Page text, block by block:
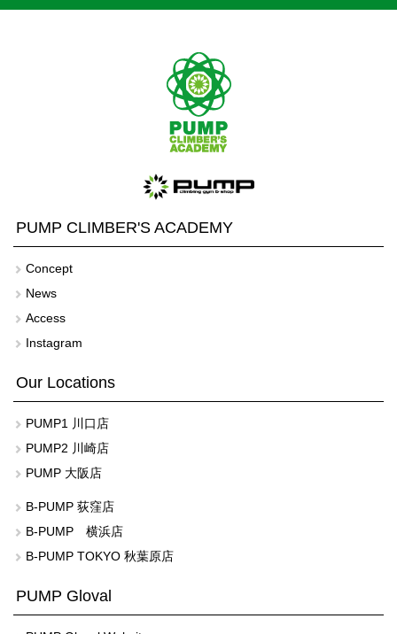
PUMP CLIMBER'S ACADEMY
Concept
News
Access
Instagram
Our Locations
PUMP1 川口店
PUMP2 川崎店
PUMP 大阪店
B-PUMP 荻窪店
B-PUMP 横浜店
B-PUMP TOKYO 秋葉原店
PUMP Gloval